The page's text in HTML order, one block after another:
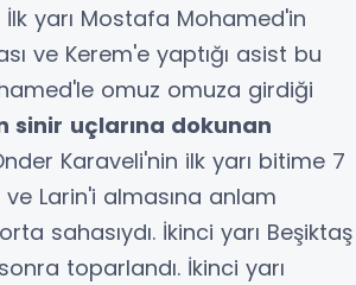
İlk yarı Mostafa Mohamed'in
ve Kerem'e yaptığı asist bu
omuz omuza girdiği
sinir uçlarına dokunan
Karaveli'nin ilk yarı bitime 7
Larin'i almasına anlam
sahasıydı. İkinci yarı Beşiktaş
toparlandı. İkinci yarı